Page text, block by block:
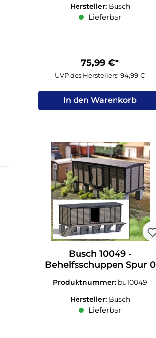
Hersteller: Busch
Lieferbar
75,99 €*
UVP des Herstellers: 94,99 €
In den Warenkorb
Busch 10049 -
Behelfsschuppen Spur 0
Produktnummer: bu10049
Hersteller: Busch
Lieferbar